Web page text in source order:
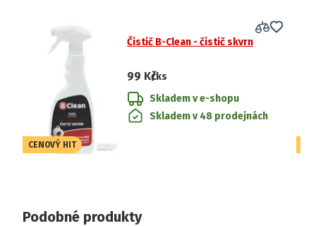
CENOVÝ HIT
Čistič B-Clean - čistič skvrn
99 Kč/ks
Skladem v e-shopu
Skladem v 48 prodejnách
Podobné produkty